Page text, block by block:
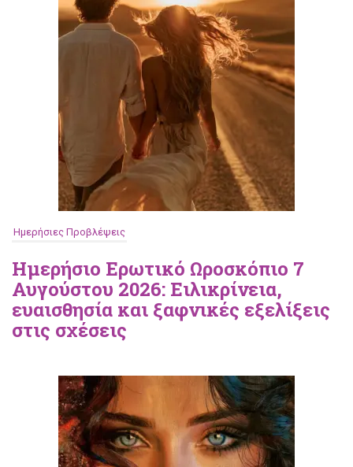
Ημερήσιες Προβλέψεις
Ημερήσιο Ερωτικό Ωροσκόπιο 7
Αυγούστου 2026: Ειλικρίνεια,
ευαισθησία και ξαφνικές εξελίξεις
στις σχέσεις